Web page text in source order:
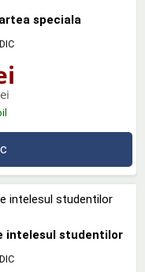
speciala
intelesul studentilor